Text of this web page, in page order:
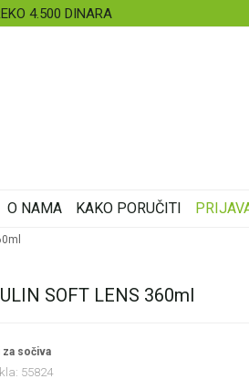
SIGURNO PLAĆANJE PLATNIM
O NAMA KAKO PORUČITI
SOFT LENS 360ml
za sočiva
55824